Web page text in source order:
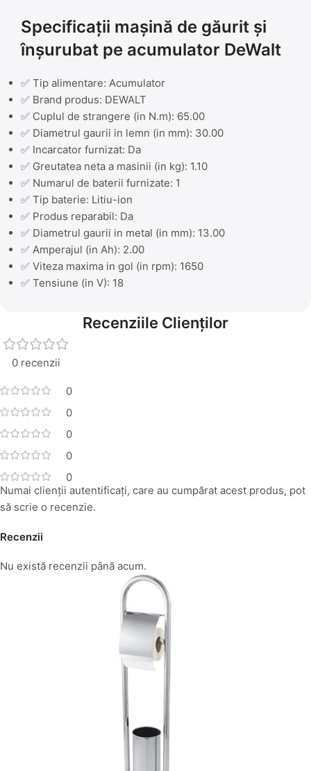
Specificații mașină de găurit și
înșurubat pe acumulator DeWalt
✅ Tip alimentare: Acumulator
✅ Brand produs: DEWALT
✅ Cuplul de strangere (in N.m): 65.00
✅ Diametrul gaurii in lemn (in mm): 30.00
✅ Incarcator furnizat: Da
✅ Greutatea neta a masinii (in kg): 1.10
✅ Numarul de baterii furnizate: 1
✅ Tip baterie: Litiu-ion
✅ Produs reparabil: Da
✅ Diametrul gaurii in metal (in mm): 13.00
✅ Amperajul (in Ah): 2.00
✅ Viteza maxima in gol (in rpm): 1650
✅ Tensiune (in V): 18
Recenziile Clienților
0 recenzii
0
0
0
0
0
Recenzii
Nu există recenzii până acum.
Numai clienții autentificați, care au cumpărat acest produs, pot
să scrie o recenzie.